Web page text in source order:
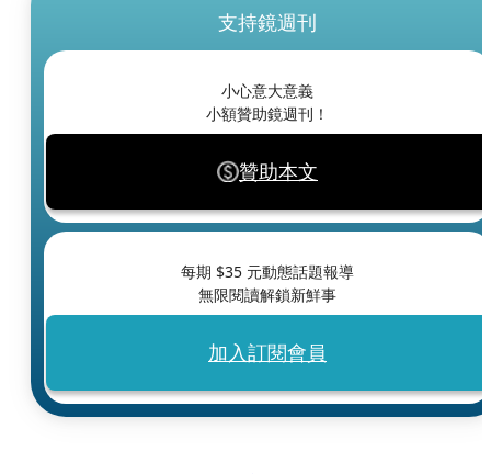
支持鏡週刊
小心意大意義
小額贊助鏡週刊！
贊助本文
每期 $35 元動態話題報導
無限閱讀解鎖新鮮事
加入訂閱會員